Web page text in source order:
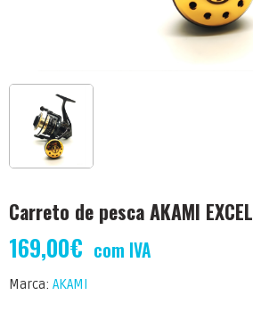
Carreto de pesca AKAMI EXCEL
169,00€ com IVA
Marca: AKAMI